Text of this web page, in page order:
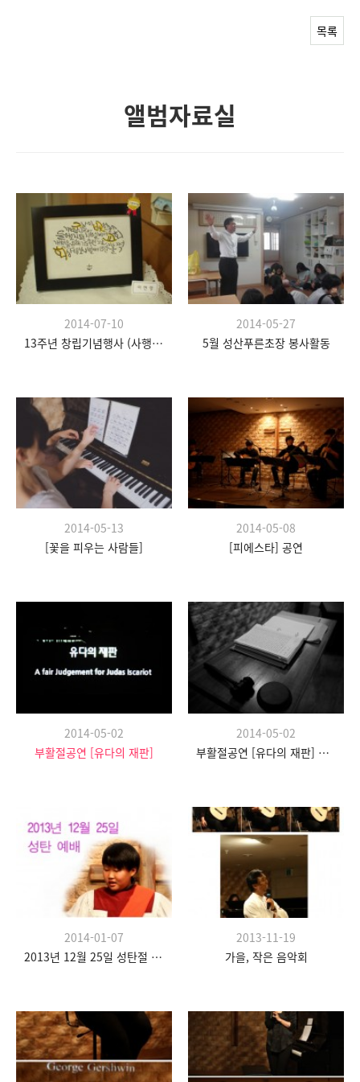
목록
앨범자료실
2014-07-10
13주년 창립기념행사 (사행시, 데코레이션)
2014-05-27
5월 성산푸른초장 봉사활동
2014-05-13
[꽃을 피우는 사람들]
2014-05-08
[피에스타] 공연
2014-05-02
부활절공연 [유다의 재판]
2014-05-02
부활절공연 [유다의 재판] 현장 스케치
2014-01-07
2013년 12월 25일 성탄절 예배
2013-11-19
가을, 작은 음악회